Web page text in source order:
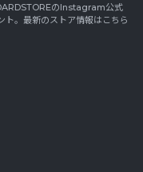
のInstagram公式
ト。最新のストア情報はこちら